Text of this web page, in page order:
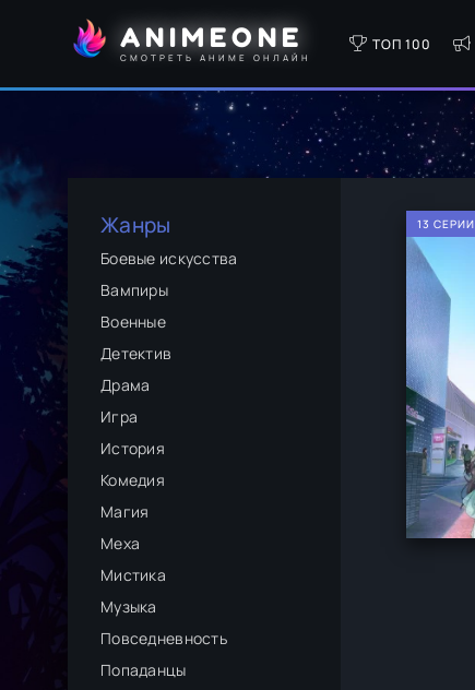
ANIMEONE
СМОТРЕТЬ АНИМЕ ОНЛАЙН
ТОП 100
Жанры
Боевые искусства
Вампиры
Военные
Детектив
Драма
Игра
История
Комедия
Магия
Меха
Мистика
Музыка
Повседневность
Попаданцы
13 СЕРИИ